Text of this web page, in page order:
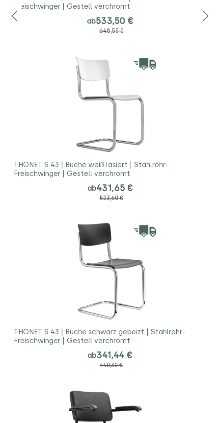
Freischwinger | Gestell verchromt
ab533,50 €
648,55 €
THONET S 43 | Buche weiß lasiert | Stahlrohr-
Freischwinger | Gestell verchromt
ab431,65 €
523,60 €
THONET S 43 | Buche schwarz gebeizt | Stahlrohr-
Freischwinger | Gestell verchromt
ab341,44 €
440,30 €